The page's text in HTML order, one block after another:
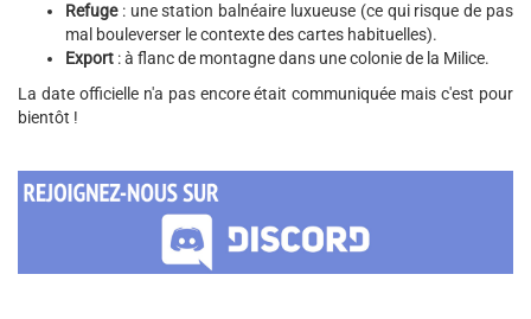
Refuge: une station balnéaire luxueuse (ce qui risque de pas
mal bouleverser le contexte des cartes habituelles).
Export : à flanc de montagne dans une colonie de la Milice.
La date officielle n'a pas encore était communiquée mais c'est pour
bientôt !